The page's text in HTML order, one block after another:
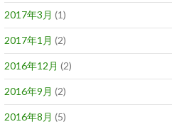
2017年3月 (1)
2017年1月 (2)
2016年12月 (2)
2016年9月 (2)
2016年8月 (5)